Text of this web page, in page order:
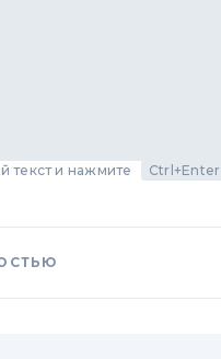
текст и нажмите Ctrl+Enter